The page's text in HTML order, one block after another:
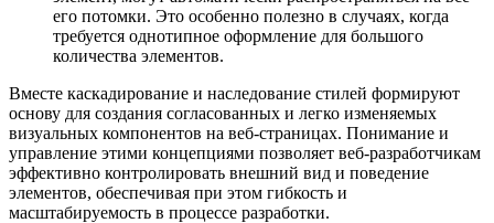
его потомки. Это особенно полезно в случаях, когда
требуется однотипное оформление для большого
количества элементов.
Вместе каскадирование и наследование стилей формируют
основу для создания согласованных и легко изменяемых
визуальных компонентов на веб-страницах. Понимание и
управление этими концепциями позволяет веб-разработчикам
эффективно контролировать внешний вид и поведение
элементов, обеспечивая при этом гибкость и
масштабируемость в процессе разработки.